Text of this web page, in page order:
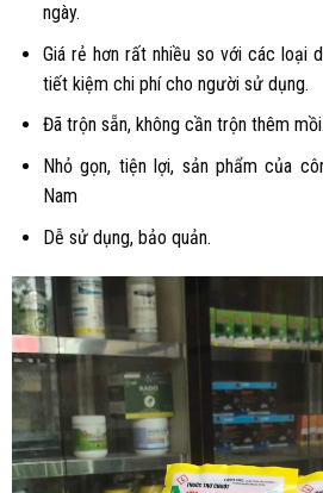
ngày.
Giá rẻ hơn rất nhiều so với các loại
tiết kiệm chi phí cho người sử dụng.
Đã trộn sẵn, không cần trộn thêm mồi.
Nhỏ gọn, tiện lợi, sản phẩm của
Nam
Dễ sử dụng, bảo quản.